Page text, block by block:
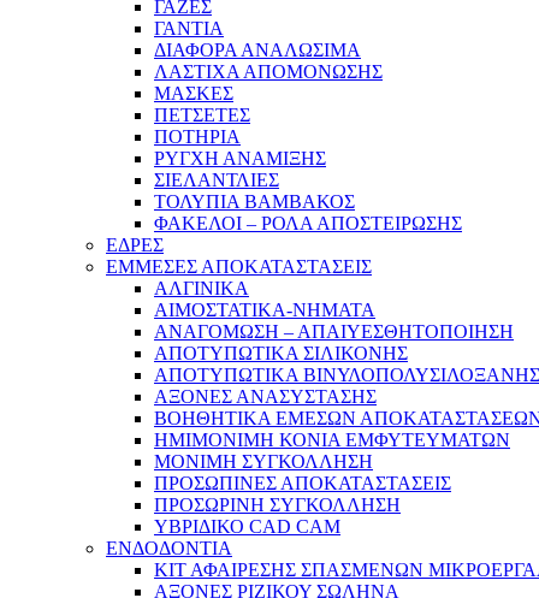
ΓΑΖΕΣ
ΓΑΝΤΙΑ
ΔΙΑΦΟΡΑ ΑΝΑΛΩΣΙΜΑ
ΛΑΣΤΙΧΑ ΑΠΟΜΟΝΩΣΗΣ
ΜΑΣΚΕΣ
ΠΕΤΣΕΤΕΣ
ΠΟΤΗΡΙΑ
ΡΥΓΧΗ ΑΝΑΜΙΞΗΣ
ΣΙΕΛΑΝΤΛΙΕΣ
ΤΟΛΥΠΙΑ ΒΑΜΒΑΚΟΣ
ΦΑΚΕΛΟΙ – ΡΟΛΑ ΑΠΟΣΤΕΙΡΩΣΗΣ
ΕΔΡΕΣ
ΕΜΜΕΣΕΣ ΑΠΟΚΑΤΑΣΤΑΣΕΙΣ
ΑΛΓΙΝΙΚΑ
ΑΙΜΟΣΤΑΤΙΚΑ-ΝΗΜΑΤΑ
ΑΝΑΓΟΜΩΣΗ – ΑΠΑΙΥΕΣΘΗΤΟΠΟΙΗΣΗ
ΑΠΟΤΥΠΩΤΙΚΑ ΣΙΛΙΚΟΝΗΣ
ΑΠΟΤΥΠΩΤΙΚΑ ΒΙΝΥΛΟΠΟΛΥΣΙΛΟΞΑΝΗΣ
ΑΞΟΝΕΣ ΑΝΑΣΥΣΤΑΣΗΣ
ΒΟΗΘΗΤΙΚΑ ΕΜΕΣΩΝ
ΗΜΙΜΟΝΙΜΗ ΚΟΝΙΑ ΕΜΦΥΤΕΥΜΑΤΩΝ
ΜΟΝΙΜΗ ΣΥΓΚΟΛΛΗΣΗ
ΠΡΟΣΩΠΙΝΕΣ ΑΠΟΚΑΤΑΣΤΑΣΕΙΣ
ΠΡΟΣΩΡΙΝΗ ΣΥΓΚΟΛΛΗΣΗ
ΥΒΡΙΔΙΚΟ CAD CAM
ΕΝΔΟΔΟΝΤΙΑ
ΚΙΤ ΑΦΑΙΡΕΣΗΣ ΣΠΑΣΜΕΝΩΝ
ΑΞΟΝΕΣ ΡΙΖΙΚΟΥ ΣΩΛΗΝΑ